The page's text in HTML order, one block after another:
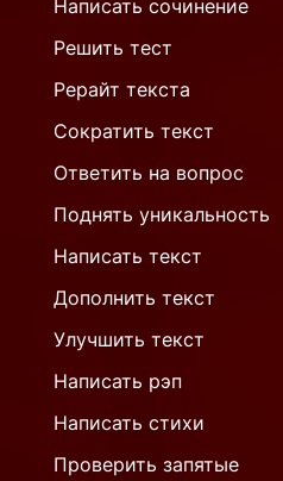
Написать сочинение
Решить тест
Рерайт текста
Сократить текст
Ответить на вопрос
Поднять уникальность
Написать текст
Дополнить текст
Улучшить текст
Написать рэп
Написать стихи
Проверить запятые